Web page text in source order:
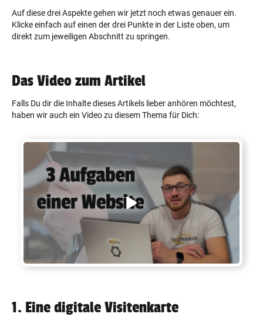
Auf diese drei Aspekte gehen wir jetzt noch etwas genauer ein.
Klicke einfach auf einen der drei Punkte in der Liste oben, um
direkt zum jeweiligen Abschnitt zu springen.
Das Video zum Artikel
Falls Du dir die Inhalte dieses Artikels lieber anhören möchtest,
haben wir auch ein Video zu diesem Thema für Dich:
1. Eine digitale Visitenkarte